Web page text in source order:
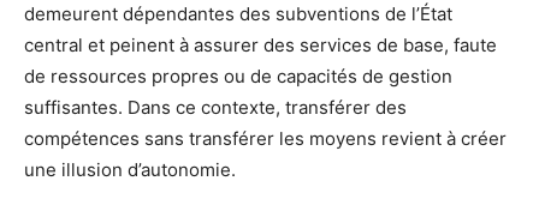
demeurent dépendantes des subventions de l’État
central et peinent à assurer des services de base, faute
de ressources propres ou de capacités de gestion
suffisantes. Dans ce contexte, transférer des
compétences sans transférer les moyens revient à créer
une illusion d’autonomie.